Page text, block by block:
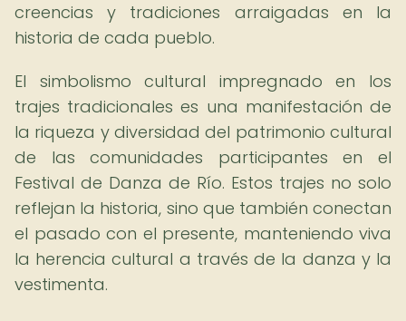
creencias y tradiciones arraigadas en la
historia de cada pueblo.
El simbolismo cultural impregnado en los
trajes tradicionales es una manifestación de
la riqueza y diversidad del patrimonio cultural
de las comunidades participantes en el
Festival de Danza de Río. Estos trajes no solo
reflejan la historia, sino que también conectan
el pasado con el presente, manteniendo viva
la herencia cultural a través de la danza y la
vestimenta.